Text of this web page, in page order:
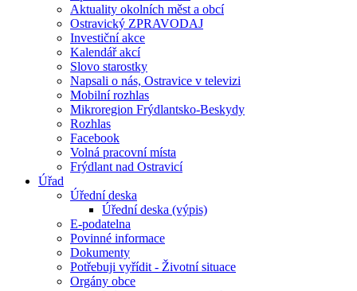
Aktuality okolních měst a obcí
Ostravický ZPRAVODAJ
Investiční akce
Kalendář akcí
Slovo starostky
Napsali o nás, Ostravice v televizi
Mobilní rozhlas
Mikroregion Frýdlantsko-Beskydy
Rozhlas
Facebook
Volná pracovní místa
Frýdlant nad Ostravicí
Úřad
Úřední deska
Úřední deska (výpis)
E-podatelna
Povinné informace
Dokumenty
Potřebuji vyřídit - Životní situace
Orgány obce